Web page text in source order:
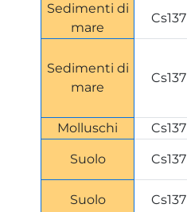
Sedimenti di
mare
Cs137
Sedimenti di
mare
Cs137
Molluschi Cs137
Suolo Cs137
Suolo Cs137